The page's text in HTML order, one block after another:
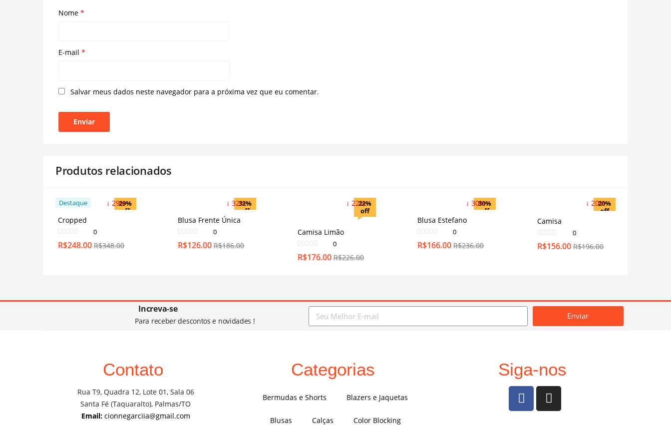
Nome *
E-mail *
Salvar meus dados neste navegador para a próxima vez que eu comentar.
Produtos relacionados
29%
off
Destaque
↓ 29%
Cropped
0
R$248.00 R$348.00
32%
off
↓ 32%
Blusa Frente Única
0
R$126.00 R$186.00
22%
off
↓ 22%
Camisa Limão
0
R$176.00 R$226.00
30%
off
↓ 30%
Blusa Estefano
0
R$166.00 R$236.00
20%
off
↓ 20%
Camisa
0
R$156.00 R$196.00
Increva-se
Para receber descontos e novidades !
Enviar
Contato
Rua T9, Quadra 12, Lote 01, Sala 06
Santa Fé (Taquaralto), Palmas/TO
Email:cionnegarciia@gmail.com
Categorias
Bermudas e Shorts Blazers e Jaquetas
Blusas Calças Color Blocking
Siga-nos